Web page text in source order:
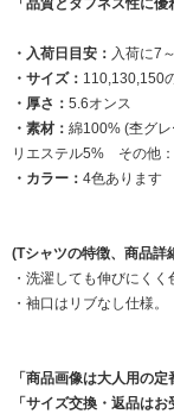
「品質とタフネス性に
・入荷日目安： 入荷に7
・サイズ： 110,130,150
・厚さ： 5.6オンス
・素材： 綿100% (杢グ
リエステル5% その他：
・カラー： 4色あります
(Tシャツの特徴、商品詳
・洗濯しても伸びにくく
・袖口はリブなし仕様。
「商品画像は大人用の
「サイズ交換・返品は